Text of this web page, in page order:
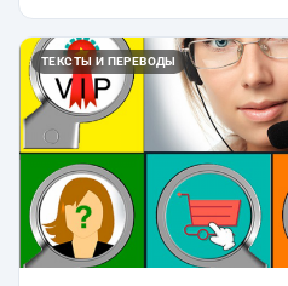
ТЕКСТЫ И ПЕРЕВОДЫ